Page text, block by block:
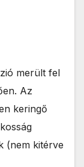
merült fel
Az
keringő
(nem kitérve